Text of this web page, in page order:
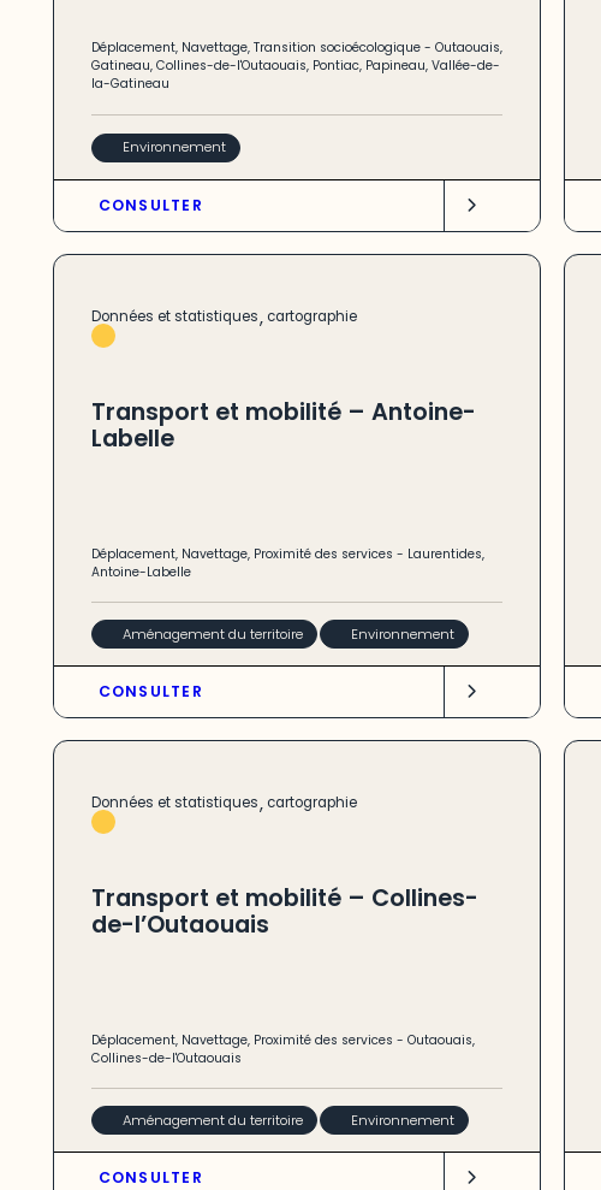
Déplacement, Navettage, Transition socioécologique- Outaouais,
Gatineau, Collines-de-l'Outaouais, Pontiac, Papineau, Vallée-de-
la-Gatineau
Environnement
CONSULTER
Données et statistiques, cartographie
Transport et mobilité – Antoine-
Labelle
Déplacement, Navettage, Proximité des services - Laurentides,
Antoine-Labelle
Aménagement du territoire Environnement
CONSULTER
Données et statistiques, cartographie
Transport et mobilité – Collines-
de-l’Outaouais
Déplacement, Navettage, Proximité des services - Outaouais,
Collines-de-l'Outaouais
Aménagement du territoire Environnement
CONSULTER